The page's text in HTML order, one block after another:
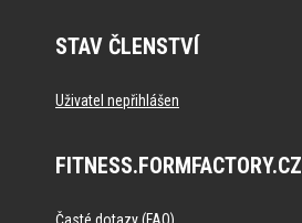
STAV ČLENSTVÍ
Uživatel nepřihlášen
FITNESS.FORMFACTORY.CZ